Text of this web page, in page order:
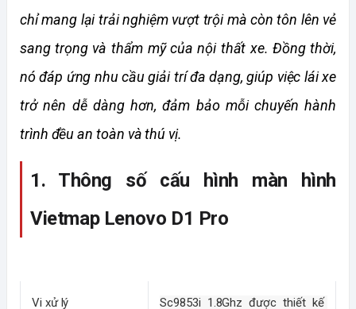
chỉ mang lại trải nghiệm vượt trội mà còn tôn lên vẻ
sang trọng và thẩm mỹ của nội thất xe. Đồng thời,
nó đáp ứng nhu cầu giải trí đa dạng, giúp việc lái xe
trở nên dễ dàng hơn, đảm bảo mỗi chuyến hành
trình đều an toàn và thú vị.
1. Thông số cấu hình màn hình
Vietmap Lenovo D1 Pro
Vi xử lý Sc9853i 1.8Ghz được thiết kế